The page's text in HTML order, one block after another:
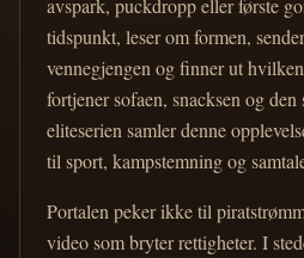
avspark, puckdropp eller første
tidspunkt, leser om formen,
vennegjengen og finner ut
fortjener sofaen, snacksen og
eliteserien samler denne
til sport, kampstemning og
Portalen peker ikke til
video som bryter rettigheter. I